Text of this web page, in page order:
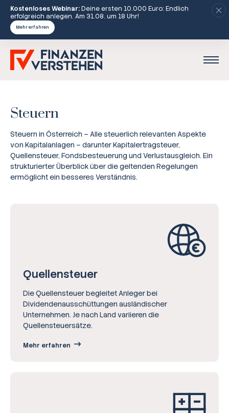
Kostenloses Webinar:Deine ersten 10.000 Euro: Endlich
erfolgreich anlegen. Am 31.08. um 18 Uhr!
Mehr erfahren
Steuern
Steuern in Österreich – Alle steuerlich relevanten Aspekte
von Kapitalanlagen – darunter Kapitalertragsteuer,
Quellensteuer, Fondsbesteuerung und Verlustausgleich. Ein
strukturierter Überblick über die geltenden Regelungen
ermöglicht ein besseres Verständnis.
Quellensteuer
Die Quellensteuer begleitet Anleger bei
Dividendenausschüttungen ausländischer
Unternehmen. Je nach Land variieren die
Quellensteuersätze.
Mehr erfahren